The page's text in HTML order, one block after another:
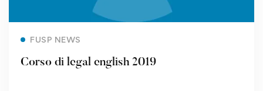
FUSP NEWS
Corso di legal english 2019